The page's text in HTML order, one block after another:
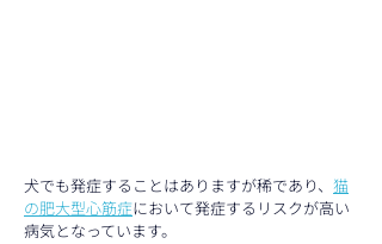
犬でも発症することはありますが稀であり、 猫
の肥大型心筋症において発症するリスクが高い
病気となっています。